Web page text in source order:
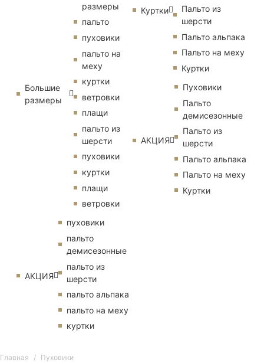
Большие
размеры
размеры
пальто
пуховики
пальто на
меху
куртки
ветровки
плащи
пальто из
шерсти
пуховики
куртки
плащи
ветровки
АКЦИЯ
пуховики
пальто
демисезонные
пальто из
шерсти
пальто альпака
пальто на меху
куртки
Куртки
Пальто из
шерсти
Пальто альпака
Пальто на меху
Куртки
АКЦИЯ
Пуховики
Пальто
демисезонные
Пальто из
шерсти
Пальто альпака
Пальто на меху
Куртки
Главная Пуховики